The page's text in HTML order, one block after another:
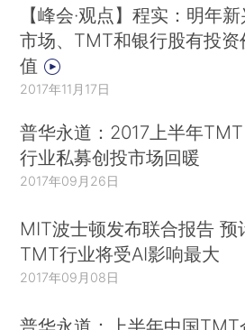
【峰会·观点】程实：明年
市场、TMT和银行股有投资
值
2017年11月17日
普华永道：2017上半年TMT
行业私募创投市场回暖
2017年09月26日
MIT波士顿发布联合报告 预
TMT行业将受AI影响最大
2017年09月08日